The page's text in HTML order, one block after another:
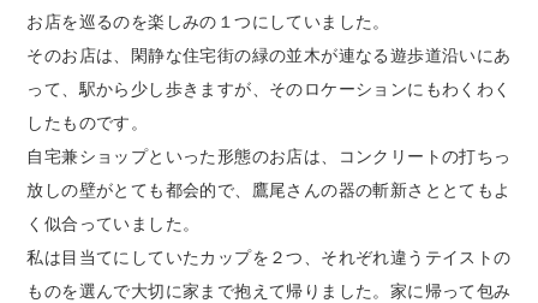
お店を巡るのを楽しみの１つにしていました。
そのお店は、閑静な住宅街の緑の並木が連なる遊歩道沿いにあ
って、駅から少し歩きますが、そのロケーションにもわくわく
したものです。
自宅兼ショップといった形態のお店は、コンクリートの打ちっ
放しの壁がとても都会的で、鷹尾さんの器の斬新さととてもよ
く似合っていました。
私は目当てにしていたカップを２つ、それぞれ違うテイストの
ものを選んで大切に家まで抱えて帰りました。家に帰って包み